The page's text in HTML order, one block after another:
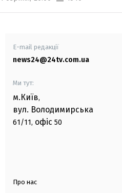
E-mail редакції
news24@24tv.com.ua
Ми тут:
м.Київ,
вул. Володимирська
61/11, офіс 50
Про нас